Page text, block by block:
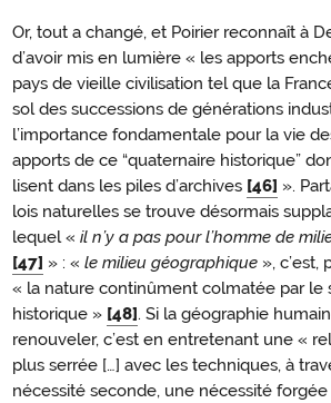
Or, tout a changé, et Poirier reconnaît à
d’avoir mis en lumière « les apports
pays de vieille civilisation tel que la
sol des successions de générations
l’importance fondamentale pour la vie
apports de ce “quaternaire historique”
lisent dans les piles d’archives [46] ».
lois naturelles se trouve désormais
lequel « il n’y a pas pour l’homme de
[47] » : « le milieu géographique », c’est,
« la nature continûment colmatée par le
historique » [48] . Si la géographie
renouveler, c’est en entretenant une «
plus serrée […] avec les techniques, à
nécessité seconde, une nécessité forgée